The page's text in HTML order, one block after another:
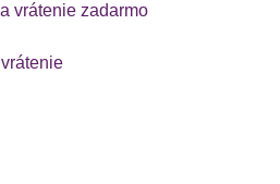
vrátenie zadarmo